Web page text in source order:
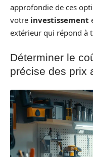
approfondie de ces
votre investissement
extérieur qui répond à
Déterminer le
précise des prix